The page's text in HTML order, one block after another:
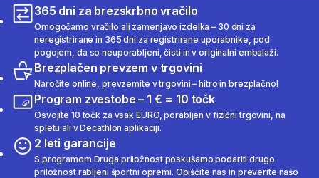
365 dni za brezskrbno vračilo
Omogočamo vračilo ali zamenjavo izdelka – 30 dni za
neregistrirane in 365 dni za registrirane uporabnike, pod
pogojem, da so neuporabljeni, čisti in v originalni embalaži.
Brezplačen prevzem v trgovini
Naročite online, prevzemite v trgovini – hitro in brezplačno!
Program zvestobe – 1 € = 10 točk
Osvojite 10 točk za vsak EURO, porabljen v fizični trgovini, na
spletu ali v Decathlon aplikaciji.
2 leti garancije
S programom Druga priložnost poskušamo podariti drugo
priložnost rabljeni športni opremi. Obiščite nas in preverite našo